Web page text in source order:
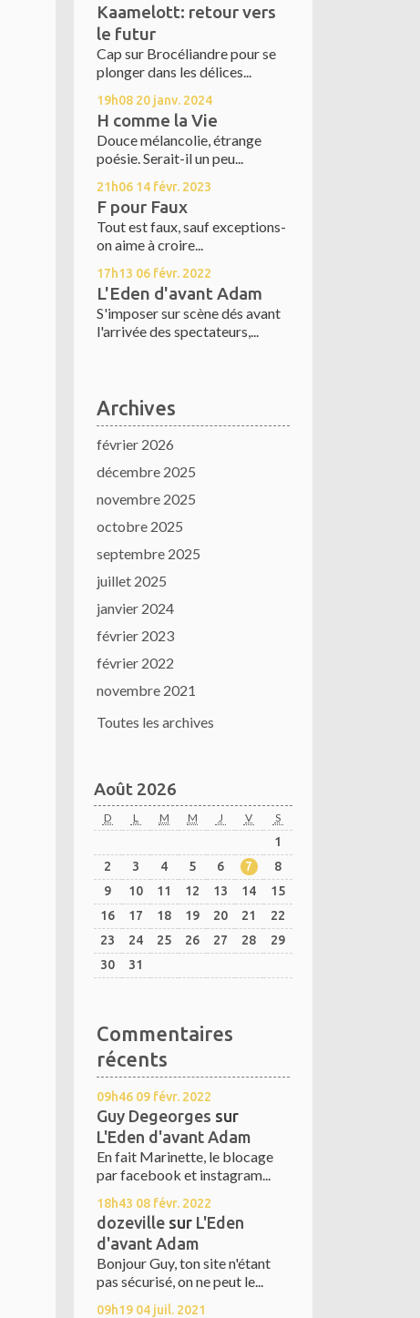
Kaamelott: retour vers
le futur
Cap sur Brocéliandre pour se
plonger dans les délices...
19h08 20 janv. 2024
H comme la Vie
Douce mélancolie, étrange
poésie. Serait-il un peu...
21h06 14 févr. 2023
F pour Faux
Tout est faux, sauf exceptions-
on aime à croire...
17h13 06 févr. 2022
L'Eden d'avant Adam
S'imposer sur scène dés avant
l'arrivée des spectateurs,...
Archives
février 2026
décembre 2025
novembre 2025
octobre 2025
septembre 2025
juillet 2025
janvier 2024
février 2023
février 2022
novembre 2021
Toutes les archives
Août 2026
D L M M J V S
1
2
3 4 5 6 7
8
9
10 11 12 13 14
15
16
17 18 19 20 21
22
23
24 25 26 27 28
29
30
31
Commentaires
récents
09h46 09 févr. 2022
Guy Degeorges sur
L'Eden d'avant Adam
En fait Marinette, le blocage
par facebook et instagram...
18h43 08 févr. 2022
dozeville sur L'Eden
d'avant Adam
Bonjour Guy, ton site n'étant
pas sécurisé, on ne peut le...
09h19 04 juil. 2021